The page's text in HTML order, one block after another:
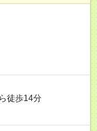
徒歩14分